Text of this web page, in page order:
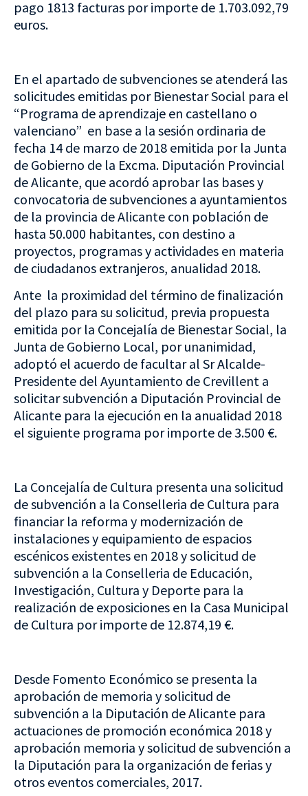
pago 1813 facturas por importe de 1.703.092,79
euros.
En el apartado de subvenciones se atenderá las
solicitudes emitidas por Bienestar Social para el
“Programa de aprendizaje en castellano o
valenciano” en base a la sesión ordinaria de
fecha 14 de marzo de 2018 emitida por la Junta
de Gobierno de la Excma. Diputación Provincial
de Alicante, que acordó aprobar las bases y
convocatoria de subvenciones a ayuntamientos
de la provincia de Alicante con población de
hasta 50.000 habitantes, con destino a
proyectos, programas y actividades en materia
de ciudadanos extranjeros, anualidad 2018.
Ante la proximidad del término de finalización
del plazo para su solicitud, previa propuesta
emitida por la Concejalía de Bienestar Social, la
Junta de Gobierno Local, por unanimidad,
adoptó el acuerdo de facultar al Sr Alcalde-
Presidente del Ayuntamiento de Crevillent a
solicitar subvención a Diputación Provincial de
Alicante para la ejecución en la anualidad 2018
el siguiente programa por importe de 3.500 €.
La Concejalía de Cultura presenta una solicitud
de subvención a la Conselleria de Cultura para
financiar la reforma y modernización de
instalaciones y equipamiento de espacios
escénicos existentes en 2018 y solicitud de
subvención a la Conselleria de Educación,
Investigación, Cultura y Deporte para la
realización de exposiciones en la Casa Municipal
de Cultura por importe de 12.874,19 €.
Desde Fomento Económico se presenta la
aprobación de memoria y solicitud de
subvención a la Diputación de Alicante para
actuaciones de promoción económica 2018 y
aprobación memoria y solicitud de subvención a
la Diputación para la organización de ferias y
otros eventos comerciales, 2017.